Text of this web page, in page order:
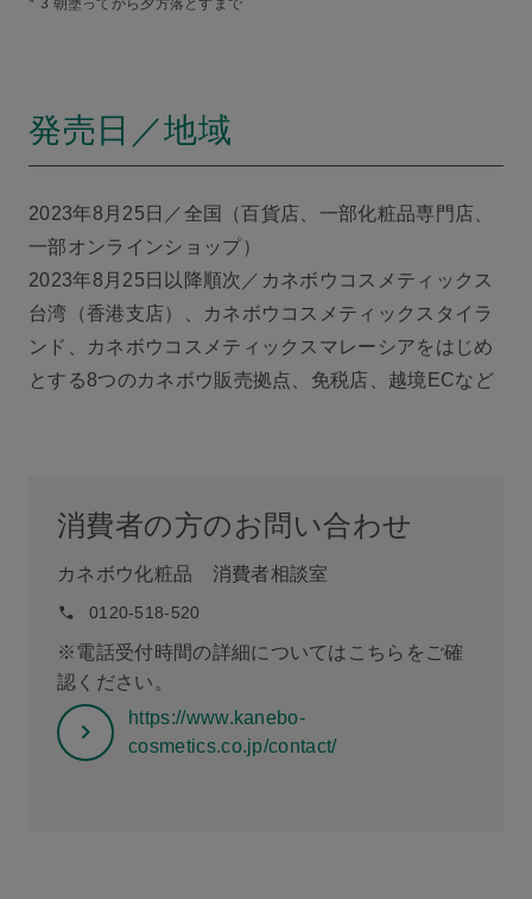
3 朝塗ってから夕方落とすまで
発売日／地域
2023年8月25日／全国（百貨店、一部化粧品専門店、
一部オンラインショップ）
2023年8月25日以降順次／カネボウコスメティックス
台湾（香港支店）、カネボウコスメティックスタイラ
ンド、カネボウコスメティックスマレーシアをはじめ
とする8つのカネボウ販売拠点、免税店、越境ECなど
消費者の方のお問い合わせ
カネボウ化粧品 消費者相談室
0120-518-520
※電話受付時間の詳細についてはこちらをご確
認ください。
https://www.kanebo-
cosmetics.co.jp/contact/